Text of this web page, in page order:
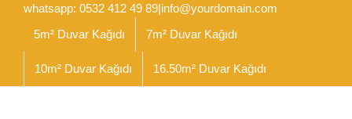
İçeriğewhatsapp: 0532 412 49 89|info@yourdomain.com
5m² Duvar Kağıdı
7m² Duvar Kağıdı
10m² Duvar Kağıdı 16.50m² Duvar Kağıdı